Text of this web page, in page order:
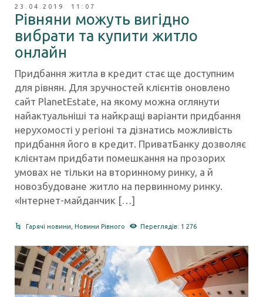
23.04.2019 11:07
Рівняни можуть вигідно
вибрати та купити житло
онлайн
Придбання житла в кредит стає ще доступним
для рівнян. Для зручностей клієнтів оновлено
сайт PlanetEstate, на якому можна оглянути
найактуальніші та найкращі варіанти придбання
нерухомості у регіоні та дізнатись можливість
придбання його в кредит. ПриватБанку дозволяє
клієнтам придбати помешкання на прозорих
умовах не тільки на вторинному ринку, а й
новозбудоване житло на первинному ринку.
«Інтернет-майданчик […]
Гарячі новини Новини Рівного Переглядів: 1 276